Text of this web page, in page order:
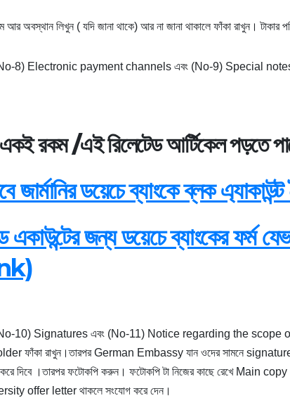
আর অবস্থান লিখুন ( যদি জানা থাকে) আর না জানা থাকালে ফাঁকা রাখুন।
8) Electronic payment channels এবং (No-9) Special
একই রকম /এই রিলেটেডআর্টিকেল পড়তে
জার্মানির ডয়েচে ব্যাংকে ব্লক
একাউন্টের জন্য ডয়েচে ব্যাংকের
10) Signatures এবং (No-11) Notice regarding the scope
ফাঁকা রাখুন।তারপর German Embassy যান ওদের সামনে signature
দিবে ।তারপর ফটোকপি করুন। ফটোকপি টা নিজের কাছে রেখে Main
offer letter থাকলে সংযোগ করে দেন।